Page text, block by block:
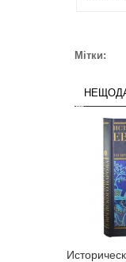
Мітки: